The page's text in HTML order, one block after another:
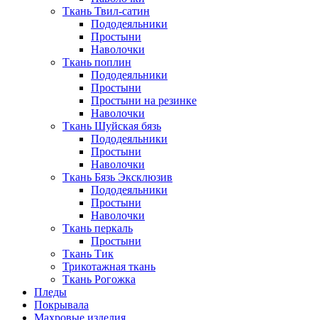
Ткань Твил-сатин
Пододеяльники
Простыни
Наволочки
Ткань поплин
Пододеяльники
Простыни
Простыни на резинке
Наволочки
Ткань Шуйская бязь
Пододеяльники
Простыни
Наволочки
Ткань Бязь Эксклюзив
Пододеяльники
Простыни
Наволочки
Ткань перкаль
Простыни
Ткань Тик
Трикотажная ткань
Ткань Рогожка
Пледы
Покрывала
Махровые изделия